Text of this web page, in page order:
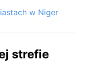
w Niger
strefie